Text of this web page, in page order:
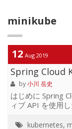
minikube
12 Aug 2019
Spring Cloud
by小川 岳史
はじめに Spring
ィブ API を使用
spring-cloud-
kubernetes,